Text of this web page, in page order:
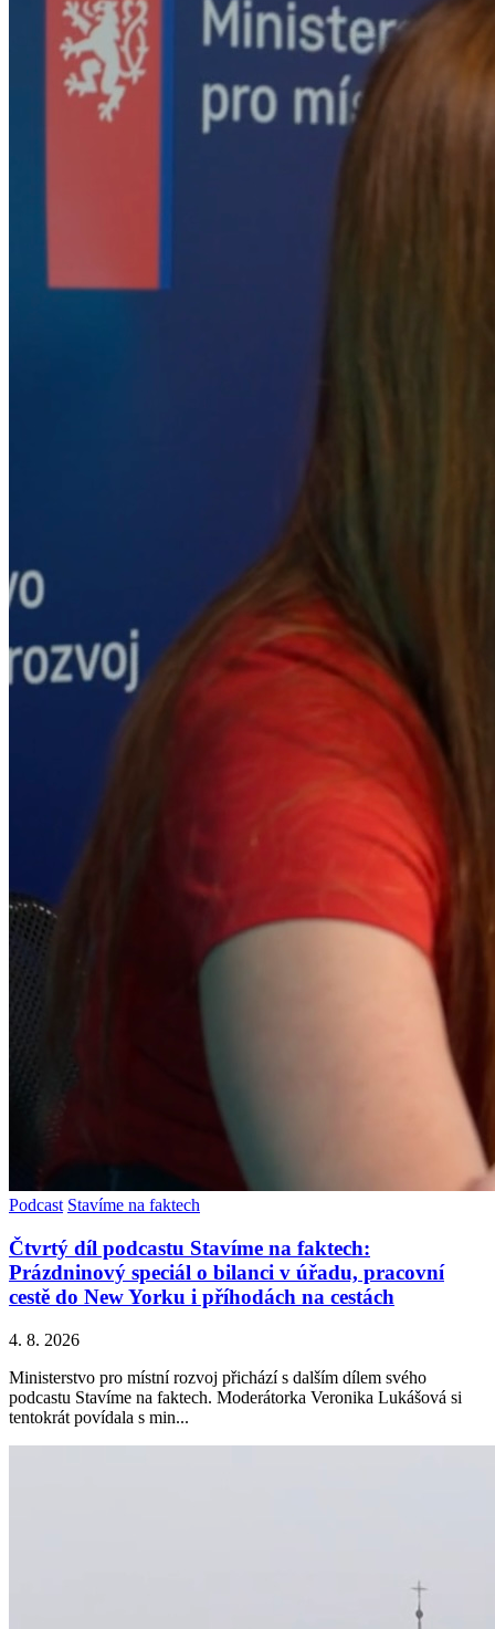
Podcast Stavíme na faktech
Čtvrtý díl podcastu Stavíme na faktech:
Prázdninový speciál o bilanci v úřadu, pracovní
cestě do New Yorku i příhodách na cestách
4. 8. 2026
Ministerstvo pro místní rozvoj přichází s dalším dílem svého
podcastu Stavíme na faktech. Moderátorka Veronika Lukášová si
tentokrát povídala s min...